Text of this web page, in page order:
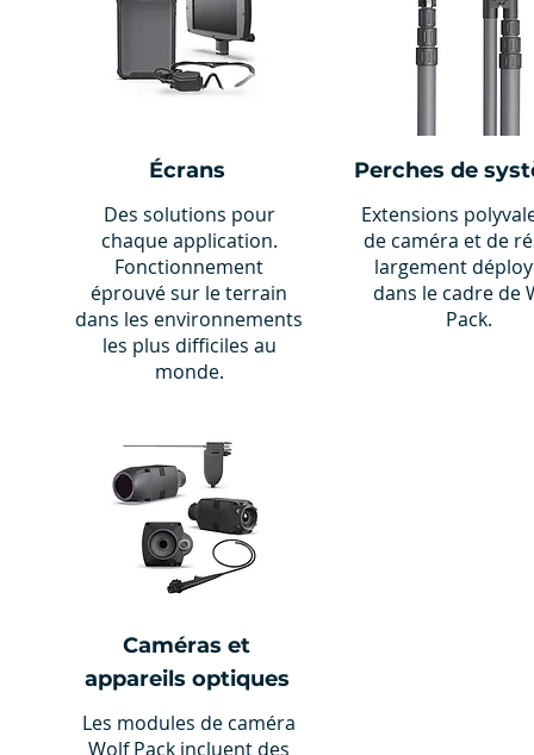
Écrans
Des solutions pour
chaque application.
Fonctionnement
éprouvé sur le terrain
dans les environnements
les plus difficiles au
monde.
Caméras et
appareils optiques
Les modules de caméra
Wolf Pack incluent des
Perches de
Extensions
de caméra et de
largement
dans le cadre de
Pack.